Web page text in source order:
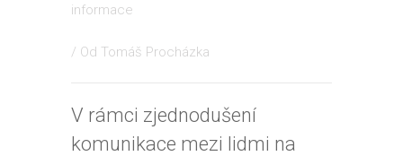
informace
/ Od Tomáš Procházka
V rámci zjednodušení
komunikace mezi lidmi na